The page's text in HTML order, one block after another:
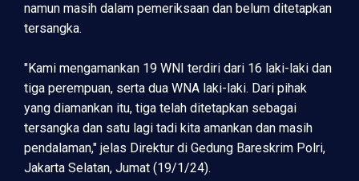
namun masih dalam pemeriksaan dan belum ditetapkan
tersangka.
"Kami mengamankan 19 WNI terdiri dari 16 laki-laki dan
tiga perempuan, serta dua WNA laki-laki. Dari pihak
yang diamankan itu, tiga telah ditetapkan sebagai
tersangka dan satu lagi tadi kita amankan dan masih
pendalaman," jelas Direktur di Gedung Bareskrim Polri,
Jakarta Selatan, Jumat (19/1/24).